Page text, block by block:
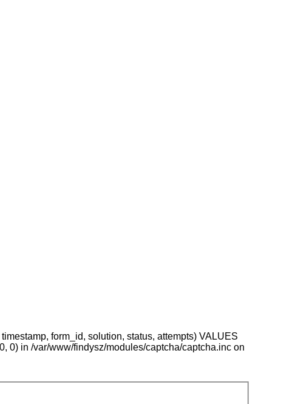
form_id, solution, status, attempts) VALUES
0) in /var/www/findysz/modules/captcha/captcha.inc on